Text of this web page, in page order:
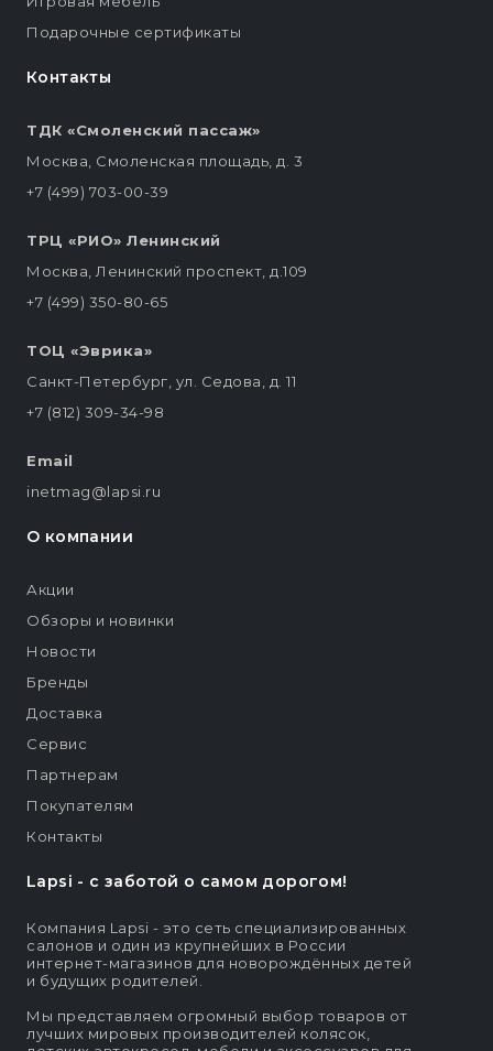
Lapsi - c заботой о самом дорогом!
Компания Lapsi - это сеть специализированных
салонов и один из крупнейших в России
интернет-магазинов для новорождённых детей
и будущих родителей.
Мы представляем огромный выбор товаров от
лучших мировых производителей колясок,
Контакты
ТДК «Смоленский пассаж»
Москва, Смоленская площадь, д. 3
+7 (499) 703-00-39
ТРЦ «РИО» Ленинский
Москва, Ленинский проспект, д.109
+7 (499) 350-80-65
ТОЦ «Эврика»
Санкт-Петербург, ул. Седова, д. 11
+7 (812) 309-34-98
Email
inetmag@lapsi.ru
Подарочные сертификаты
О компании
Акции
Обзоры и новинки
Новости
Бренды
Доставка
Сервис
Партнерам
Покупателям
Контакты